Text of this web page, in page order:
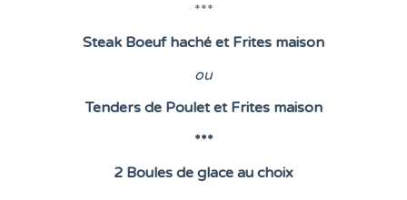
***
Steak Boeuf haché et Frites maison
ou
Tenders de Poulet et Frites maison
***
2 Boules de glace au choix